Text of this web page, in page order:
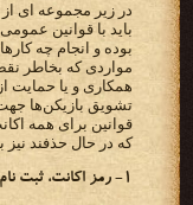
در زیر مجموعه ای
باید با قوانین
بوده و انجام چه
مواردی که بخاطر
همکاری و یا حمایت
تشویق بازیکن‌ها
قوانین برای همه
که در حال حذفند
۱- رمز اکانت، ثبت نام و مالکیت